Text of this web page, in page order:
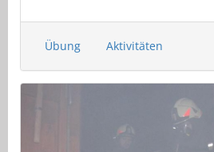
Übung Aktivitäten